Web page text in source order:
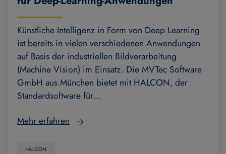
Künstliche Intelligenz in Form von Deep Learning
ist bereits in vielen verschiedenen Anwendungen
auf Basis der industriellen Bildverarbeitung
(Machine Vision) im Einsatz. Die MVTec Software
GmbH aus München bietet mit HALCON, der
Standardsoftware für…
Mehr erfahren
HALCON